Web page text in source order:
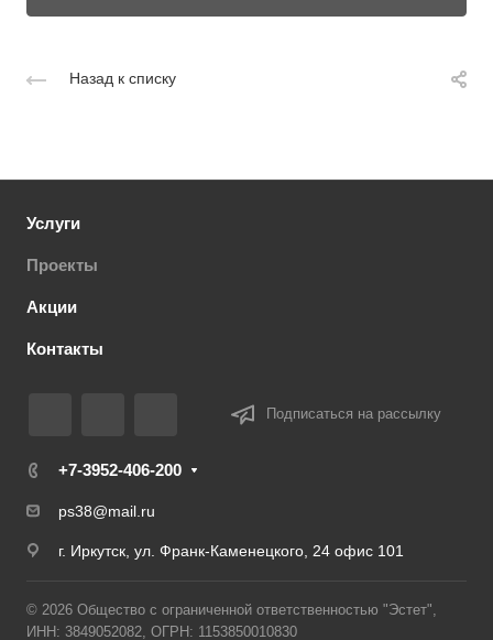
Назад к списку
Услуги
Проекты
Акции
Контакты
Подписаться на рассылку
+7-3952-406-200
ps38@mail.ru
г. Иркутск, ул. Франк-Каменецкого, 24 офис 101
© 2026 Общество с ограниченной ответственностью "Эстет",
ИНН: 3849052082, ОГРН: 1153850010830